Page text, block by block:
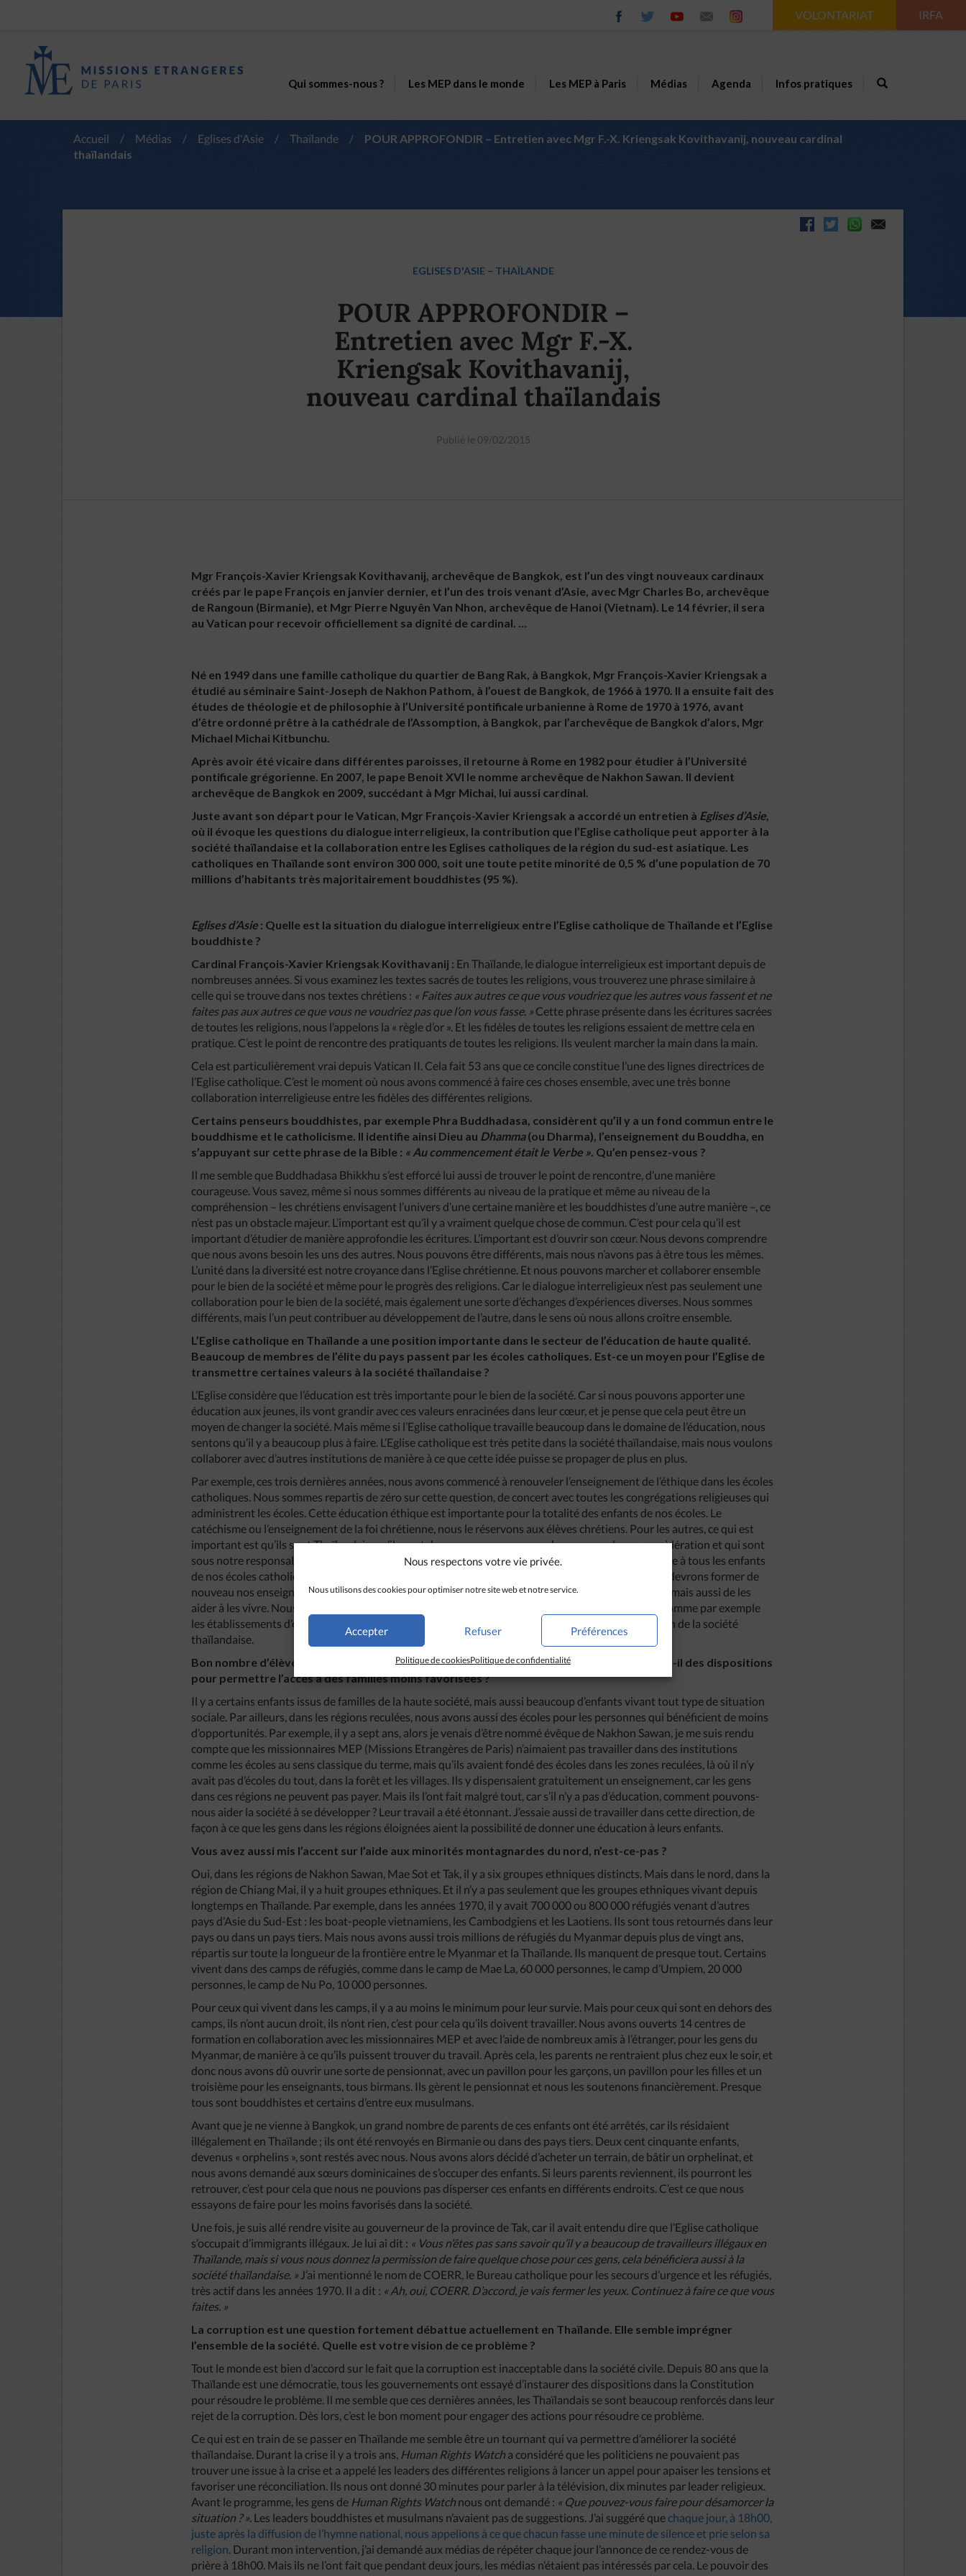
Nous respectons votre vie privée.
Nous utilisons des cookies pour optimiser notre site web et notre service.
Accepter Refuser Préférences
Politique de cookiesPolitique de confidentialité
VOLONTARIAT IRFA
Qui sommes-nous ? Les MEP dans le monde Les MEP à Paris Médias Agenda Infos pratiques
Accueil / Médias / Eglises d'Asie / Thaïlande /
POUR APPROFONDIR – Entretien avec Mgr F.-X. Kriengsak Kovithavanij, nouveau cardinal
thaïlandais
EGLISES D'ASIE – THAÏLANDE
POUR APPROFONDIR –
Entretien avec Mgr F.-X.
Kriengsak Kovithavanij,
nouveau cardinal thaïlandais
Publié le 09/02/2015
Mgr François-Xavier Kriengsak Kovithavanij, archevêque de Bangkok, est l’un des vingt nouveaux cardinaux
créés par le pape François en janvier dernier, et l’un des trois venant d’Asie, avec Mgr Charles Bo, archevêque
de Rangoun (Birmanie), et Mgr Pierre Nguyên Van Nhon, archevêque de Hanoi (Vietnam). Le 14 février, il sera
au Vatican pour recevoir officiellement sa dignité de cardinal. …
Né en 1949 dans une famille catholique du quartier de Bang Rak, à Bangkok, Mgr François-Xavier Kriengsak a
étudié au séminaire Saint-Joseph de Nakhon Pathom, à l’ouest de Bangkok, de 1966 à 1970. Il a ensuite fait des
études de théologie et de philosophie à l’Université pontificale urbanienne à Rome de 1970 à 1976, avant
d’être ordonné prêtre à la cathédrale de l’Assomption, à Bangkok, par l’archevêque de Bangkok d’alors, Mgr
Michael Michai Kitbunchu.
Après avoir été vicaire dans différentes paroisses, il retourne à Rome en 1982 pour étudier à l’Université
pontificale grégorienne. En 2007, le pape Benoit XVI le nomme archevêque de Nakhon Sawan. Il devient
archevêque de Bangkok en 2009, succédant à Mgr Michai, lui aussi cardinal.
Juste avant son départ pour le Vatican, Mgr François-Xavier Kriengsak a accordé un entretien à Eglises d’Asie,
où il évoque les questions du dialogue interreligieux, la contribution que l’Eglise catholique peut apporter à la
société thaïlandaise et la collaboration entre les Eglises catholiques de la région du sud-est asiatique. Les
catholiques en Thaïlande sont environ 300 000, soit une toute petite minorité de 0,5 % d’une population de 70
millions d’habitants très majoritairement bouddhistes (95 %).
Eglises d’Asie : Quelle est la situation du dialogue interreligieux entre l’Eglise catholique de Thaïlande et l’Eglise
bouddhiste ?
Cardinal François-Xavier Kriengsak Kovithavanij : En Thaïlande, le dialogue interreligieux est important depuis de
nombreuses années. Si vous examinez les textes sacrés de toutes les religions, vous trouverez une phrase similaire à
celle qui se trouve dans nos textes chrétiens : « Faites aux autres ce que vous voudriez que les autres vous fassent et ne
faites pas aux autres ce que vous ne voudriez pas que l’on vous fasse. » Cette phrase présente dans les écritures sacrées
de toutes les religions, nous l’appelons la « règle d’or ». Et les fidèles de toutes les religions essaient de mettre cela en
pratique. C’est le point de rencontre des pratiquants de toutes les religions. Ils veulent marcher la main dans la main.
Cela est particulièrement vrai depuis Vatican II. Cela fait 53 ans que ce concile constitue l’une des lignes directrices de
l’Eglise catholique. C’est le moment où nous avons commencé à faire ces choses ensemble, avec une très bonne
collaboration interreligieuse entre les fidèles des différentes religions.
Certains penseurs bouddhistes, par exemple Phra Buddhadasa, considèrent qu’il y a un fond commun entre le
bouddhisme et le catholicisme. Il identifie ainsi Dieu au Dhamma(ou Dharma), l’enseignement du Bouddha, en
s’appuyant sur cette phrase de la Bible : « Au commencement était le Verbe ». Qu’en pensez-vous ?
Il me semble que Buddhadasa Bhikkhu s’est efforcé lui aussi de trouver le point de rencontre, d’une manière
courageuse. Vous savez, même si nous sommes différents au niveau de la pratique et même au niveau de la
compréhension – les chrétiens envisagent l’univers d’une certaine manière et les bouddhistes d’une autre manière –, ce
n’est pas un obstacle majeur. L’important est qu’il y a vraiment quelque chose de commun. C’est pour cela qu’il est
important d’étudier de manière approfondie les écritures. L’important est d’ouvrir son cœur. Nous devons comprendre
que nous avons besoin les uns des autres. Nous pouvons être différents, mais nous n’avons pas à être tous les mêmes.
L’unité dans la diversité est notre croyance dans l’Eglise chrétienne. Et nous pouvons marcher et collaborer ensemble
pour le bien de la société et même pour le progrès des religions. Car le dialogue interreligieux n’est pas seulement une
collaboration pour le bien de la société, mais également une sorte d’échanges d’expériences diverses. Nous sommes
différents, mais l’un peut contribuer au développement de l’autre, dans le sens où nous allons croître ensemble.
L’Eglise catholique en Thaïlande a une position importante dans le secteur de l’éducation de haute qualité.
Beaucoup de membres de l’élite du pays passent par les écoles catholiques. Est-ce un moyen pour l’Eglise de
transmettre certaines valeurs à la société thaïlandaise ?
L’Eglise considère que l’éducation est très importante pour le bien de la société. Car si nous pouvons apporter une
éducation aux jeunes, ils vont grandir avec ces valeurs enracinées dans leur cœur, et je pense que cela peut être un
moyen de changer la société. Mais même si l’Eglise catholique travaille beaucoup dans le domaine de l’éducation, nous
sentons qu’il y a beaucoup plus à faire. L’Eglise catholique est très petite dans la société thaïlandaise, mais nous voulons
collaborer avec d’autres institutions de manière à ce que cette idée puisse se propager de plus en plus.
Par exemple, ces trois dernières années, nous avons commencé à renouveler l’enseignement de l’éthique dans les écoles
catholiques. Nous sommes repartis de zéro sur cette question, de concert avec toutes les congrégations religieuses qui
administrent les écoles. Cette éducation éthique est importante pour la totalité des enfants de nos écoles. Le
catéchisme ou l’enseignement de la foi chrétienne, nous le réservons aux élèves chrétiens. Pour les autres, ce qui est
important est qu’ils sont Thaïlandais, qu’ils sont des personnes que nous devons prendre en considération et qui sont
sous notre responsabilité pour leur formation. C’est pour cela que l’éducation éthique est dispensée à tous les enfants
de nos écoles catholiques. Quand nous aurons fini le renouvellement de ces cours d’éthique, nous devrons former de
nouveau nos enseignants, parce qu’il ne s’agit pas seulement de les former à enseigner ces valeurs, mais aussi de les
aider à les vivre. Nous voudrions également partager cette expérience avec d’autres institutions, comme par exemple
les établissements d’enseignement supérieur, de manière à pouvoir collaborer avec eux pour le bien de la société
thaïlandaise.
Bon nombre d’élèves des écoles catholiques de Thaïlande viennent de familles riches. Y-a-t-il des dispositions
pour permettre l’accès à des familles moins favorisées ?
Il y a certains enfants issus de familles de la haute société, mais aussi beaucoup d’enfants vivant tout type de situation
sociale. Par ailleurs, dans les régions reculées, nous avons aussi des écoles pour les personnes qui bénéficient de moins
d’opportunités. Par exemple, il y a sept ans, alors je venais d’être nommé évêque de Nakhon Sawan, je me suis rendu
compte que les missionnaires MEP (Missions Etrangères de Paris) n’aimaient pas travailler dans des institutions
comme les écoles au sens classique du terme, mais qu’ils avaient fondé des écoles dans les zones reculées, là où il n’y
avait pas d’écoles du tout, dans la forêt et les villages. Ils y dispensaient gratuitement un enseignement, car les gens
dans ces régions ne peuvent pas payer. Mais ils l’ont fait malgré tout, car s’il n’y a pas d’éducation, comment pouvons-
nous aider la société à se développer ? Leur travail a été étonnant. J’essaie aussi de travailler dans cette direction, de
façon à ce que les gens dans les régions éloignées aient la possibilité de donner une éducation à leurs enfants.
Vous avez aussi mis l’accent sur l’aide aux minorités montagnardes du nord, n’est-ce-pas ?
Oui, dans les régions de Nakhon Sawan, Mae Sot et Tak, il y a six groupes ethniques distincts. Mais dans le nord, dans la
région de Chiang Mai, il y a huit groupes ethniques. Et il n’y a pas seulement que les groupes ethniques vivant depuis
longtemps en Thaïlande. Par exemple, dans les années 1970, il y avait 700 000 ou 800 000 réfugiés venant d’autres
pays d’Asie du Sud-Est : les boat-people vietnamiens, les Cambodgiens et les Laotiens. Ils sont tous retournés dans leur
pays ou dans un pays tiers. Mais nous avons aussi trois millions de réfugiés du Myanmar depuis plus de vingt ans,
répartis sur toute la longueur de la frontière entre le Myanmar et la Thaïlande. Ils manquent de presque tout. Certains
vivent dans des camps de réfugiés, comme dans le camp de Mae La, 60 000 personnes, le camp d’Umpiem, 20 000
personnes, le camp de Nu Po, 10 000 personnes.
Pour ceux qui vivent dans les camps, il y a au moins le minimum pour leur survie. Mais pour ceux qui sont en dehors des
camps, ils n’ont aucun droit, ils n’ont rien, c’est pour cela qu’ils doivent travailler. Nous avons ouverts 14 centres de
formation en collaboration avec les missionnaires MEP et avec l’aide de nombreux amis à l’étranger, pour les gens du
Myanmar, de manière à ce qu’ils puissent trouver du travail. Après cela, les parents ne rentraient plus chez eux le soir, et
donc nous avons dû ouvrir une sorte de pensionnat, avec un pavillon pour les garçons, un pavillon pour les filles et un
troisième pour les enseignants, tous birmans. Ils gèrent le pensionnat et nous les soutenons financièrement. Presque
tous sont bouddhistes et certains d’entre eux musulmans.
Avant que je ne vienne à Bangkok, un grand nombre de parents de ces enfants ont été arrêtés, car ils résidaient
illégalement en Thaïlande ; ils ont été renvoyés en Birmanie ou dans des pays tiers. Deux cent cinquante enfants,
devenus « orphelins », sont restés avec nous. Nous avons alors décidé d’acheter un terrain, de bâtir un orphelinat, et
nous avons demandé aux sœurs dominicaines de s’occuper des enfants. Si leurs parents reviennent, ils pourront les
retrouver, c’est pour cela que nous ne pouvions pas disperser ces enfants en différents endroits. C’est ce que nous
essayons de faire pour les moins favorisés dans la société.
Une fois, je suis allé rendre visite au gouverneur de la province de Tak, car il avait entendu dire que l’Eglise catholique
s’occupait d’immigrants illégaux. Je lui ai dit : « Vous n’êtes pas sans savoir qu’il y a beaucoup de travailleurs illégaux en
Thaïlande, mais si vous nous donnez la permission de faire quelque chose pour ces gens, cela bénéficiera aussi à la
société thaïlandaise. » J’ai mentionné le nom de COERR, le Bureau catholique pour les secours d’urgence et les réfugiés,
très actif dans les années 1970. Il a dit : « Ah, oui, COERR. D’accord, je vais fermer les yeux. Continuez à faire ce que vous
faites. »
La corruption est une question fortement débattue actuellement en Thaïlande. Elle semble imprégner
l’ensemble de la société. Quelle est votre vision de ce problème ?
Tout le monde est bien d’accord sur le fait que la corruption est inacceptable dans la société civile. Depuis 80 ans que la
Thaïlande est une démocratie, tous les gouvernements ont essayé d’instaurer des dispositions dans la Constitution
pour résoudre le problème. Il me semble que ces dernières années, les Thaïlandais se sont beaucoup renforcés dans leur
rejet de la corruption. Dès lors, c’est le bon moment pour engager des actions pour résoudre ce problème.
Ce qui est en train de se passer en Thaïlande me semble être un tournant qui va permettre d’améliorer la société
thaïlandaise. Durant la crise il y a trois ans, Human Rights Watch a considéré que les politiciens ne pouvaient pas
trouver une issue à la crise et a appelé les leaders des différentes religions à lancer un appel pour apaiser les tensions et
favoriser une réconciliation. Ils nous ont donné 30 minutes pour parler à la télévision, dix minutes par leader religieux.
Avant le programme, les gens de Human Rights Watch nous ont demandé : « Que pouvez-vous faire pour désamorcer la
situation ? ». Les leaders bouddhistes et musulmans n’avaient pas de suggestions. J’ai suggéré que chaque jour, à 18h00,
juste après la diffusion de l’hymne national, nous appelions à ce que chacun fasse une minute de silence et prie selon sa
religion. Durant mon intervention, j’ai demandé aux médias de répéter chaque jour l’annonce de ce rendez-vous de
prière à 18h00. Mais ils ne l’ont fait que pendant deux jours, les médias n’étaient pas intéressés par cela. Le pouvoir des